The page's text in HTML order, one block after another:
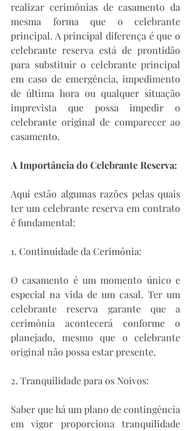
realizar cerimônias de casamento da
mesma forma que o celebrante
principal. A principal diferença é que o
celebrante reserva está de prontidão
para substituir o celebrante principal
em caso de emergência, impedimento
de última hora ou qualquer situação
imprevista que possa impedir o
celebrante original de comparecer ao
casamento.
A Importância do Celebrante Reserva:
Aqui estão algumas razões pelas quais
ter um celebrante reserva em contrato
é fundamental:
1. Continuidade da Cerimônia:
O casamento é um momento único e
especial na vida de um casal. Ter um
celebrante reserva garante que a
cerimônia acontecerá conforme o
planejado, mesmo que o celebrante
original não possa estar presente.
2. Tranquilidade para os Noivos:
Saber que há um plano de contingência
em vigor proporciona tranquilidade